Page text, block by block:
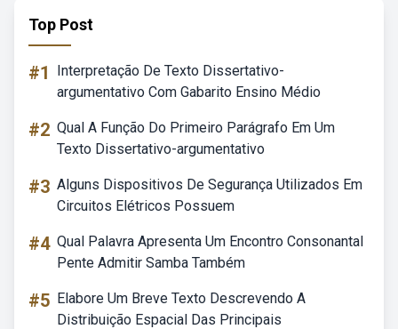
Top Post
#1
Interpretação De Texto Dissertativo-
argumentativo Com Gabarito Ensino Médio
#2 Qual A Função Do Primeiro Parágrafo Em Um
Texto Dissertativo-argumentativo
#3 Alguns Dispositivos De Segurança Utilizados Em
Circuitos Elétricos Possuem
#4 Qual Palavra Apresenta Um Encontro Consonantal
Pente Admitir Samba Também
#5 Elabore Um Breve Texto Descrevendo A
Distribuição Espacial Das Principais